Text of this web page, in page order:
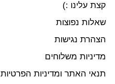
קצת עלינו :)
שאלות נפוצות
הצהרת נגישות
מדיניות משלוחים
תנאי האתר ומדיניות הפרטיות